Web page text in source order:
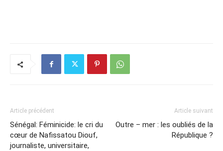
Article précédent
Sénégal: Féminicide: le cri du
cœur de Nafissatou Diouf,
journaliste, universitaire,
Article suivant
Outre – mer : les oubliés de la
République ?